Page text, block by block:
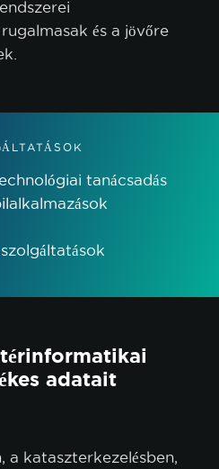
és a jövőre
tanácsadás
adatait
a kataszterkezelésben,
ELFOGADÁSA